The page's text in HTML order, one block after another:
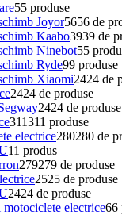
55 produse
Joyor5656 de
Kaabo3939 de
Ninebot55
Ryde99 produse
Xiaomi2424 de
2424 de produse
2424 de produse
311311 produse
electrice280280 de
11 produs
279279 de produse
2525 de produse
2424 de produse
electrice66